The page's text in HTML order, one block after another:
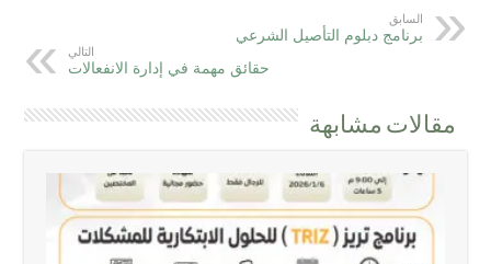
السابق
برنامج دبلوم التأصيل الشرعي
التالي
حقائق مهمة في إدارة الانفعالات
مقالات مشابهة